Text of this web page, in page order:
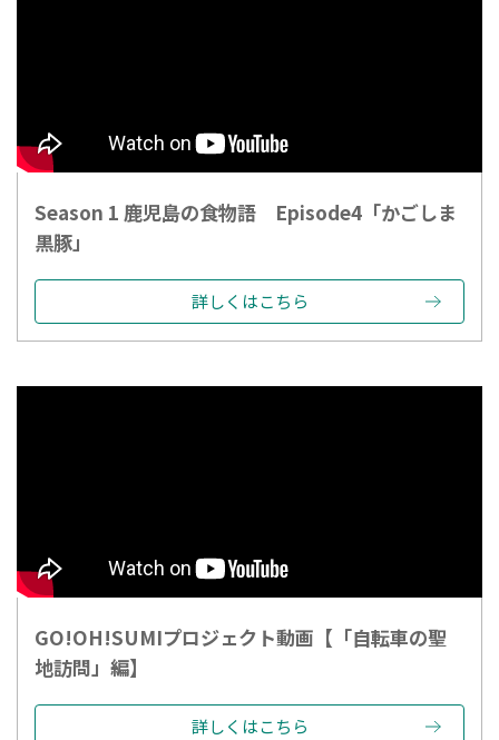
Season 1 鹿児島の食物語 Episode4「かごしま
黒豚」
詳しくはこちら
GO!OH!SUMIプロジェクト動画【「自転車の聖
地訪問」編】
詳しくはこちら